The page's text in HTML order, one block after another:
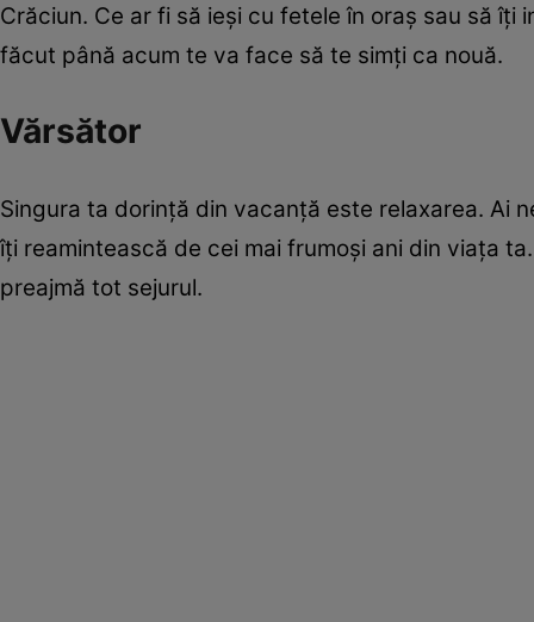
Crăciun. Ce ar fi să ieşi cu fetele în oraş sau să
făcut până acum te va face să te simţi ca nouă.
Vărsător
Singura ta dorinţă din vacanţă este relaxarea. Ai
îţi reamintească de cei mai frumoşi ani din viaţa
preajmă tot sejurul.